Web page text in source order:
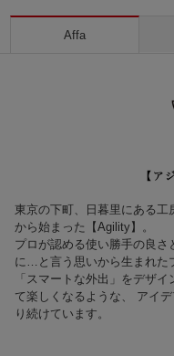
Affa
東京の下町、日暮里にある工
から始まった【Agility】。
プロが認める使い勝手の良
に…と言う思いから生まれた
「スマートな外出」をデザ
て楽しくなるような、 アイ
り続けています。